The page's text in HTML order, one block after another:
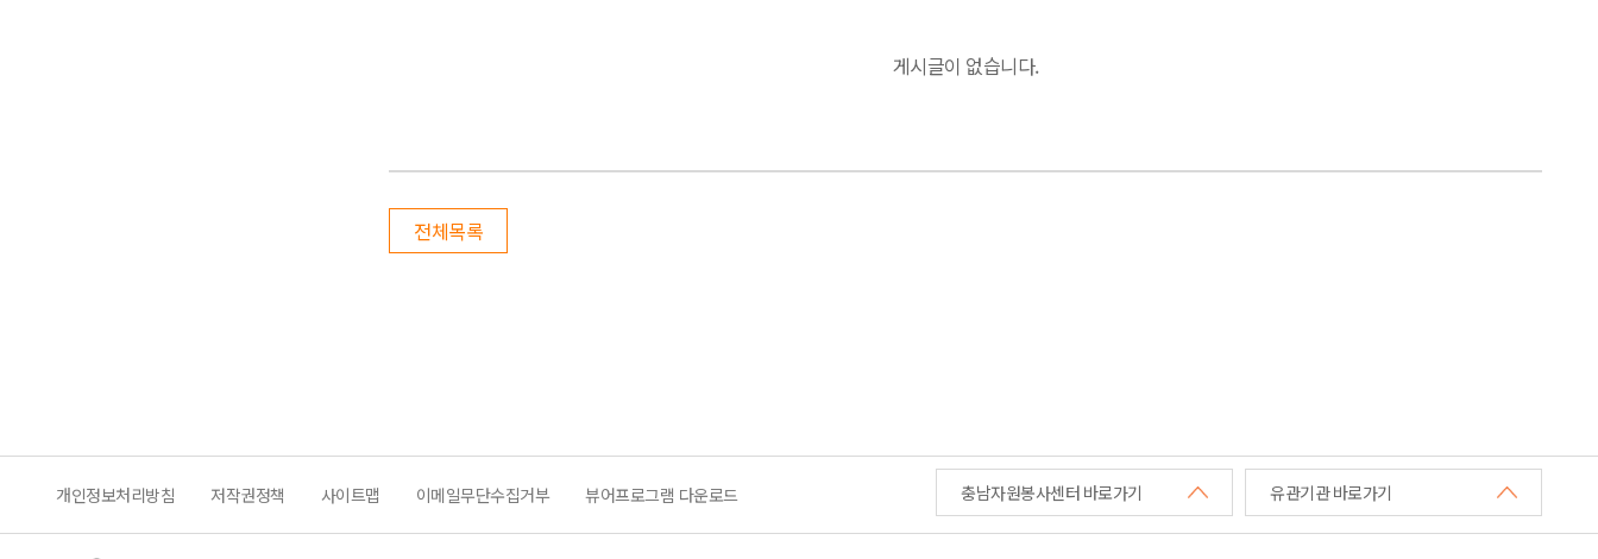
게시글이 없습니다.
전체목록
개인정보처리방침 저작권정책 사이트맵 이메일무단수집거부 뷰어프로그램 다운로드 충남자원봉사센터 바로가기 유관기관 바로가기